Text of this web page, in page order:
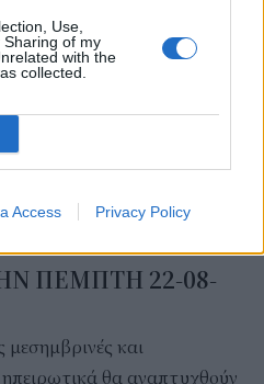
Use,
of my
with the
collected.
Access Privacy Policy
βορειοδυτικοί 4 με 5 και
και μόνο το πρωί στα
βορειοανατολικοί έως 5
αξιόλογη μεταβολή.
χώρα τους με 34 με
ΠΕΜΠΤΗ 22-08-
μεσημβρινές και
θα αναπτυχθούν